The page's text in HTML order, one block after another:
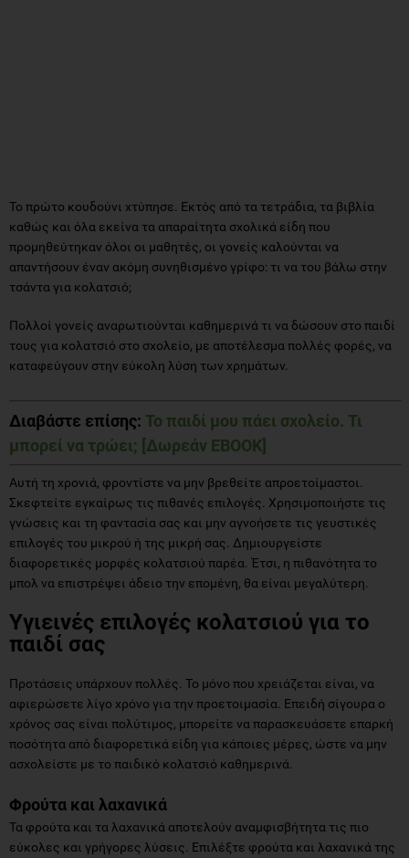
Το πρώτο κουδούνι χτύπησε. Εκτός από τα τετράδια, τα βιβλία
καθώς και όλα εκείνα τα απαραίτητα σχολικά είδη που
προμηθεύτηκαν όλοι οι μαθητές, οι γονείς καλούνται να
απαντήσουν έναν ακόμη συνηθισμένο γρίφο: τι να του βάλω στην
τσάντα για κολατσιό;
Πολλοί γονείς αναρωτιούνται καθημερινά τι να δώσουν στο παιδί
τους για κολατσιό στο σχολείο, με αποτέλεσμα πολλές φορές, να
καταφεύγουν στην εύκολη λύση των χρημάτων.
Διαβάστε επίσης: Το παιδί μου πάει σχολείο. Τι
μπορεί να τρώει; [Δωρεάν EBOOK]
Αυτή τη χρονιά, φροντίστε να μην βρεθείτε απροετοίμαστοι.
Σκεφτείτε εγκαίρως τις πιθανές επιλογές. Χρησιμοποιήστε τις
γνώσεις και τη φαντασία σας και μην αγνοήσετε τις γευστικές
επιλογές του μικρού ή της μικρή σας. Δημιουργείστε
διαφορετικές μορφές κολατσιού παρέα. Έτσι, η πιθανότητα το
μπολ να επιστρέψει άδειο την επομένη, θα είναι μεγαλύτερη.
Υγιεινές επιλογές κολατσιού για το
παιδί σας
Προτάσεις υπάρχουν πολλές. Το μόνο που χρειάζεται είναι, να
αφιερώσετε λίγο χρόνο για την προετοιμασία. Επειδή σίγουρα ο
χρόνος σας είναι πολύτιμος, μπορείτε να παρασκευάσετε επαρκή
ποσότητα από διαφορετικά είδη για κάποιες μέρες, ώστε να μην
ασχολείστε με το παιδικό κολατσιό καθημερινά.
Φρούτα και λαχανικά
Τα φρούτα και τα λαχανικά αποτελούν αναμφισβήτητα τις πιο
εύκολες και γρήγορες λύσεις. Επιλέξτε φρούτα και λαχανικά της